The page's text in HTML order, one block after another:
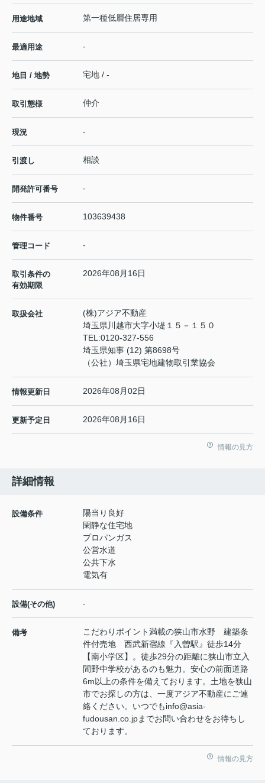
用途地域 第一種低層住居専用
最適用途 -
地目 / 地勢 宅地 / -
取引態様 仲介
現況 -
引渡し 相談
開発許可番号 -
物件番号 103639438
管理コード -
取引条件の
有効期限
2026年08月16日
取扱会社
(株)アジア不動産
埼玉県川越市大字小堤１５－１５０
TEL:0120-327-556
埼玉県知事 (12) 第8698号
（公社）埼玉県宅地建物取引業協会
情報更新日 2026年08月02日
更新予定日 2026年08月16日
情報の見方
詳細情報
設備条件
陽当り良好
閑静な住宅地
プロパンガス
公営水道
公共下水
電気有
設備(その他) -
備考
こだわりポイント満載の狭山市水野 建築条
件付売地 西武新宿線『入曽駅』徒歩14分
【南小学区】。徒歩29分の距離に狭山市立入
間野中学校があるのも魅力。安心の前面道路
6m以上の条件を備えております。土地を狭山
市でお探しの方は、一度アジア不動産にご連
絡ください。いつでもinfo@asia-
fudousan.co.jpまでお問い合わせをお待ちし
ております。
情報の見方